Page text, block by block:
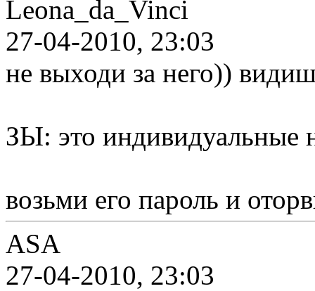
Leona_da_Vinci
27-04-2010, 23:03
не выходи за него))
ЗЫ: это индивидуальные
возьми его пароль и
ASA
27-04-2010, 23:03